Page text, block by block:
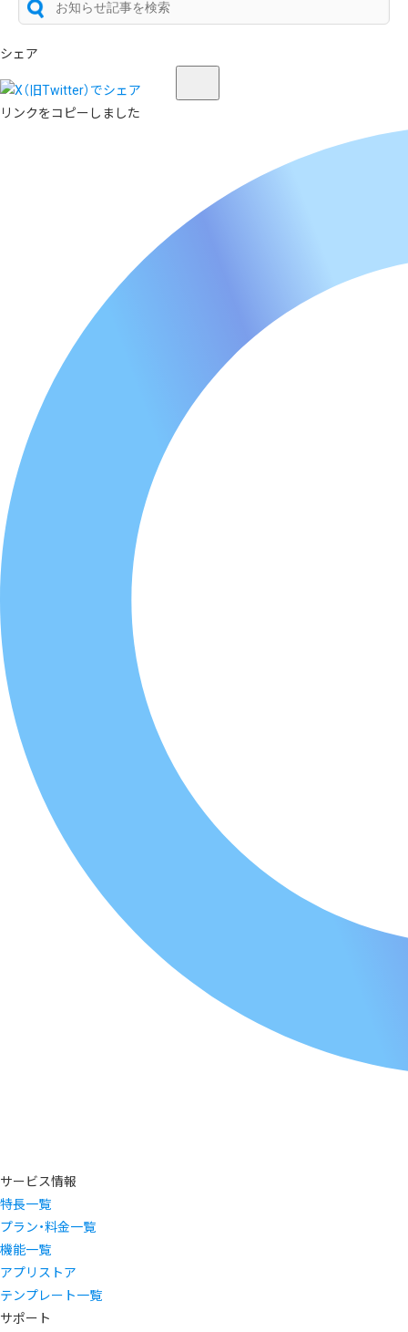
シェア
リンクをコピーしました
サービス情報
特長一覧
プラン・料金一覧
機能一覧
アプリストア
テンプレート一覧
サポート